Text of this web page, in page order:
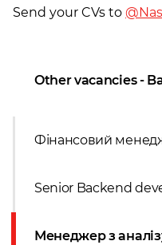
Send your CVs to
Other vacancies -
Фінансовий
Senior Backend
Менеджер з